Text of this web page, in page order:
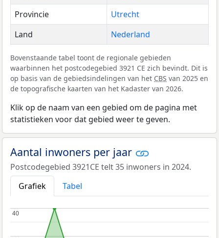
Provincie
Utrecht
Land
Nederland
Bovenstaande tabel toont de regionale gebieden
waarbinnen het postcodegebied 3921 CE zich bevindt. Dit is
op basis van de gebiedsindelingen van het CBS van 2025 en
de topografische kaarten van het Kadaster van 2026.
Klik op de naam van een gebied om de pagina met
statistieken voor dat gebied weer te geven.
Aantal inwoners per jaar
Postcodegebied 3921CE telt 35 inwoners in 2024.
Grafiek
Tabel
40
40